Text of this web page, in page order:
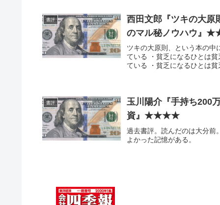
書評
西田文郎『ツキの大
のマル秘ノウハウ』
ツキの大原則、という本の中
ている ・貧乏になるひとは
ている ・貧乏になるひとは
書評
玉川陽介『手持ち200
資』★★★★
過去書評。読んだのは大分前
よかった記憶がある。